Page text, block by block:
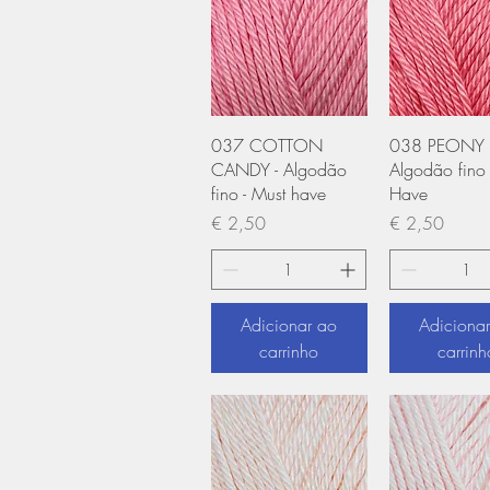
Visualização rápida
037 COTTON
CANDY - Algodão
fino - Must have
Preço
€ 2,50
Adicionar ao
carrinho
038 PEONY
Algodão fino
Have
Preço
€ 2,50